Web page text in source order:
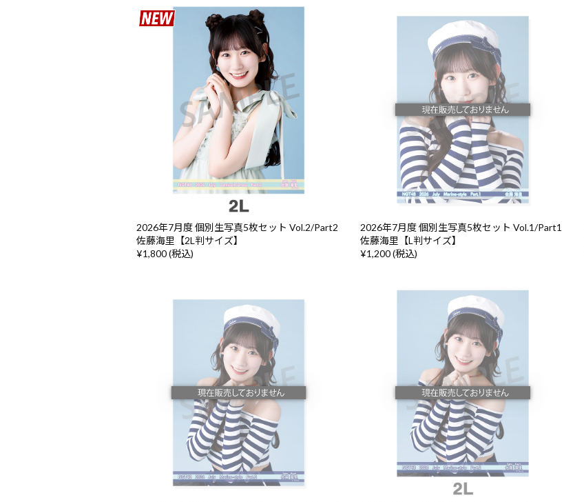
2026年7月度 個別生写真5枚セット Vol.2/Part2
佐藤海里【2L判サイズ】
¥1,800 (税込)
2026年7月度 個別生写真5枚セット Vol.1/Part1
佐藤海里【L判サイズ】
¥1,200 (税込)